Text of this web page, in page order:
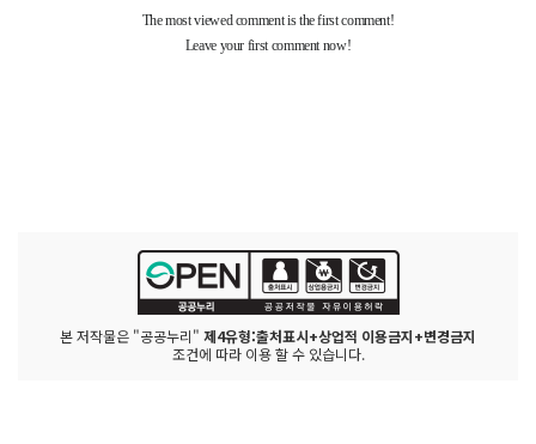
본 저작물은 "공공누리" 제4유형:출처표시+상업적 이용금지+변경금지
조건에 따라 이용 할 수 있습니다.